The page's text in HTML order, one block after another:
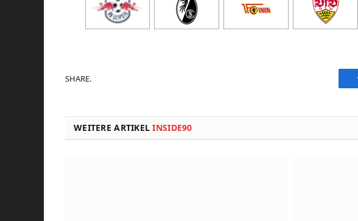
SHARE.
WEITERE ARTIKELINSIDE90